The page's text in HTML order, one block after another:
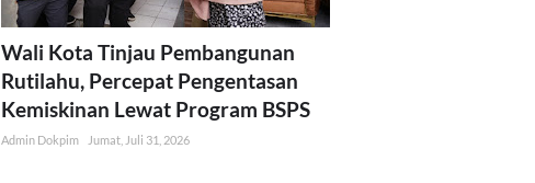
Wali Kota Tinjau Pembangunan
Rutilahu, Percepat Pengentasan
Kemiskinan Lewat Program BSPS
Admin Dokpim Jumat, Juli 31, 2026